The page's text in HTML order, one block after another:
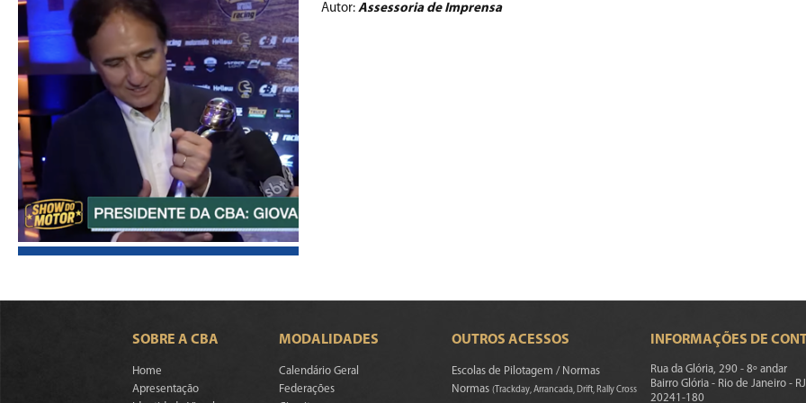
Autor: Assessoria de Imprensa
SOBRE A CBA
Home
Apresentação
MODALIDADES
Calendário Geral
Federações
OUTROS ACESSOS
Escolas de Pilotagem / Normas
Normas(Trackday, Arrancada, Drift, Rally Cross
INFORMAÇÕES DE
Rua da Glória, 290 - 8º andar
Bairro Glória - Rio de Janeiro - RJ
20241-180